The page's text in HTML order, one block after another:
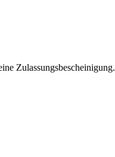
Zulassungsbescheinigung.